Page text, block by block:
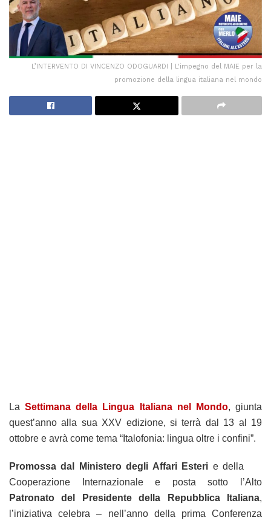
L’INTERVENTO DI VINCENZO ODOGUARDI | L'impegno del MAIE per la
promozione della lingua italiana nel mondo
LaSettimana della Lingua Italiana nel Mondo, giunta
quest’anno alla sua XXV edizione, si terrà dal 13 al 19
ottobre e avrà come tema “Italofonia: lingua oltre i confini”.
Promossa dal Ministero degli Affari Esteri e della
Cooperazione Internazionale e posta sotto l’Alto
Patronato del Presidente della Repubblica Italiana,
l’iniziativa celebra – nell’anno della prima Conferenza